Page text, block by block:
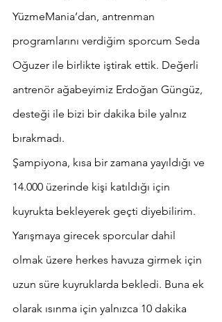
YüzmeMania’dan, antrenman
programlarını verdiğim sporcum Seda
Oğuzer ile birlikte iştirak ettik. Değerli
antrenör ağabeyimiz Erdoğan Güngüz,
desteği ile bizi bir dakika bile yalnız
bırakmadı.
Şampiyona, kısa bir zamana yayıldığı ve
14.000 üzerinde kişi katıldığı için
kuyrukta bekleyerek geçti diyebilirim.
Yarışmaya girecek sporcular dahil
olmak üzere herkes havuza girmek için
uzun süre kuyruklarda bekledi. Buna ek
olarak ısınma için yalnızca 10 dakika